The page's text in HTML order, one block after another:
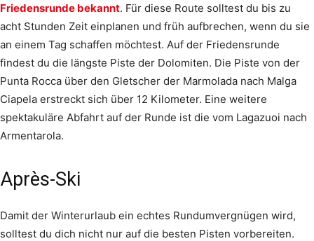
Friedensrunde bekannt. Für diese Route solltest du bis zu
acht Stunden Zeit einplanen und früh aufbrechen, wenn du sie
an einem Tag schaffen möchtest. Auf der Friedensrunde
findest du die längste Piste der Dolomiten. Die Piste von der
Punta Rocca über den Gletscher der Marmolada nach Malga
Ciapela erstreckt sich über 12 Kilometer. Eine weitere
spektakuläre Abfahrt auf der Runde ist die vom Lagazuoi nach
Armentarola.
Après-Ski
Damit der Winterurlaub ein echtes Rundumvergnügen wird,
solltest du dich nicht nur auf die besten Pisten vorbereiten.